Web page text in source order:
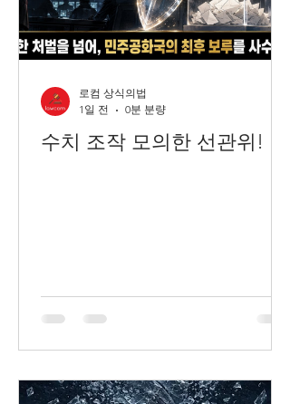
수치 조작 모의한 선관위!
로컴 상식의법
1일 전
0분 분량